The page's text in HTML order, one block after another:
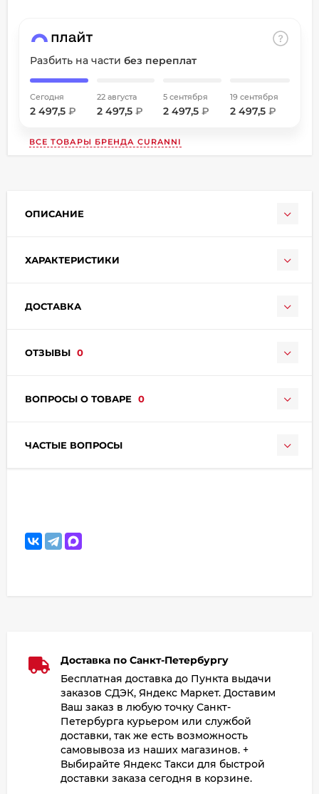
Разбить на части без переплат
Сегодня
2 497,5 ₽
22 августа
2 497,5 ₽
5 сентября
2 497,5 ₽
19 сентября
2 497,5 ₽
ВСЕ ТОВАРЫ БРЕНДА CURANNI
ОПИСАНИЕ
ХАРАКТЕРИСТИКИ
ДОСТАВКА
ОТЗЫВЫ 0
ВОПРОСЫ О ТОВАРЕ 0
ЧАСТЫЕ ВОПРОСЫ
Доставка по Санкт-Петербургу
Бесплатная доставка до Пункта выдачи
заказов СДЭК, Яндекс Маркет. Доставим
Ваш заказ в любую точку Санкт-
Петербурга курьером или службой
доставки, так же есть возможность
самовывоза из наших магазинов. +
Выбирайте Яндекс Такси для быстрой
доставки заказа сегодня в корзине.